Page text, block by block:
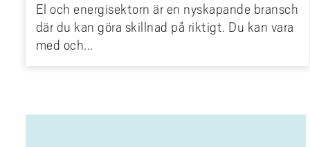
El och energisektorn är en nyskapande bransch
där du kan göra skillnad på riktigt. Du kan vara
med och...